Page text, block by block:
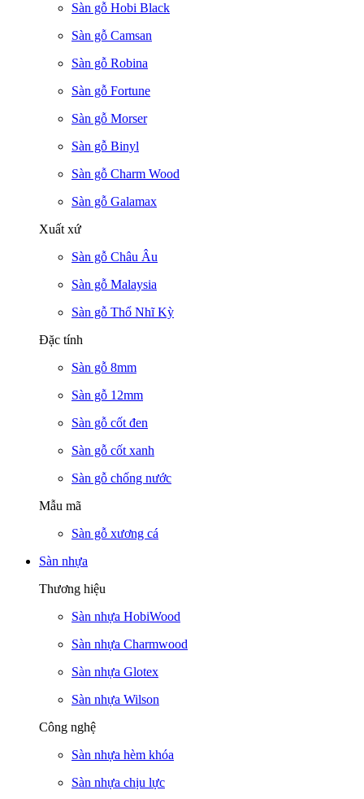
Sàn gỗ Hobi Black
Sàn gỗ Camsan
Sàn gỗ Robina
Sàn gỗ Fortune
Sàn gỗ Morser
Sàn gỗ Binyl
Sàn gỗ Charm Wood
Sàn gỗ Galamax
Xuất xứ
Sàn gỗ Châu Âu
Sàn gỗ Malaysia
Sàn gỗ Thổ Nhĩ Kỳ
Đặc tính
Sàn gỗ 8mm
Sàn gỗ 12mm
Sàn gỗ cốt đen
Sàn gỗ cốt xanh
Sàn gỗ chống nước
Mẫu mã
Sàn gỗ xương cá
Sàn nhựa
Thương hiệu
Sàn nhựa HobiWood
Sàn nhựa Charmwood
Sàn nhựa Glotex
Sàn nhựa Wilson
Công nghệ
Sàn nhựa hèm khóa
Sàn nhựa chịu lực